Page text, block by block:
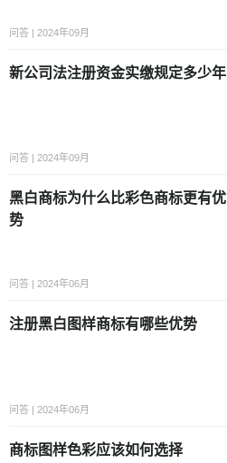
问答 | 2024年09月
新公司法注册资金实缴规定多少年
问答 | 2024年09月
黑白商标为什么比彩色商标更有优
势
问答 | 2024年06月
注册黑白图样商标有哪些优势
问答 | 2024年06月
商标图样色彩应该如何选择